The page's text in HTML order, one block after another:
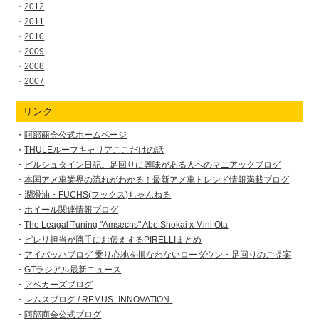
2012
2011
2010
2009
2008
2007
リンク
阿部商会公式ホームページ
THULEルーフキャリアここだけの話
ビルシュタイン日記。足回りに興味がある人へのマニアックブログ
本国アメ車業界の流れがわかる！最新アメ車トレンド情報満載ブログ
潤滑油・FUCHS(フックス)ちゃんねる
ホイール関連情報ブログ
The Leagal Tuning "Amsechs" Abe Shokai x Mini Ota
ピレリ担当が勝手にお伝えするPIRELLIまとめ
アイバッハブログ 乗り心地を損なわないローダウン・足回りのご提案
GTラジアル最新ニュース
アベカーズブログ
レムスブログ / REMUS -INNOVATION-
阿部商会公式ブログ